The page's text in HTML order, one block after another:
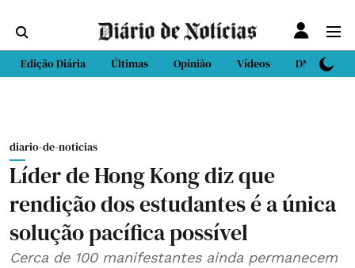
Edição Diária Últimas Opinião Vídeos DN Sport
diario-de-noticias
Líder de Hong Kong diz que
rendição dos estudantes é a única
solução pacífica possível
Cerca de 100 manifestantes ainda permanecem